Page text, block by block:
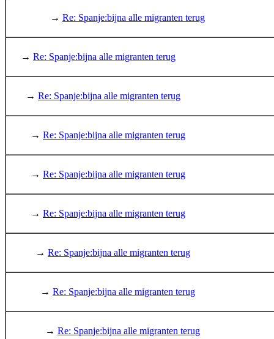
→ Re: Spanje:bijna alle migranten terug
→ Re: Spanje:bijna alle migranten terug
→ Re: Spanje:bijna alle migranten terug
→ Re: Spanje:bijna alle migranten terug
→ Re: Spanje:bijna alle migranten terug
→ Re: Spanje:bijna alle migranten terug
→ Re: Spanje:bijna alle migranten terug
→ Re: Spanje:bijna alle migranten terug
→ Re: Spanje:bijna alle migranten terug